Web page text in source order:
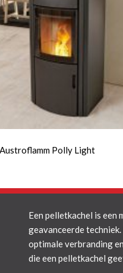
Austroflamm Polly Light
Een pelletkachel is een
geavanceerde
optimale verbranding
die een pelletkachel